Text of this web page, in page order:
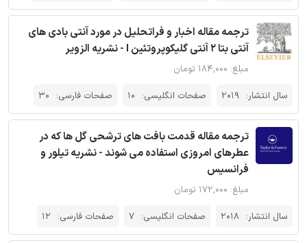
ترجمه مقاله اخبار و فراتحلیل در مورد آنتی بادی های
آنتی بتا 2 آنتی گلیکوپروتئین I - نشریه الزویر
مبلغ: ۱۸۴,۰۰۰ تومان
سال انتشار: 2019 صفحات انگلیسی: 10 صفحات فارسی: 30
ترجمه مقاله قدمت بافت های ترشحی گل ها که در
عطرهای امروزی استفاده می شوند - نشریه تیلور و
فرانسیس
مبلغ: ۱۷۲,۰۰۰ تومان
سال انتشار: 2018 صفحات انگلیسی: 7 صفحات فارسی: 12